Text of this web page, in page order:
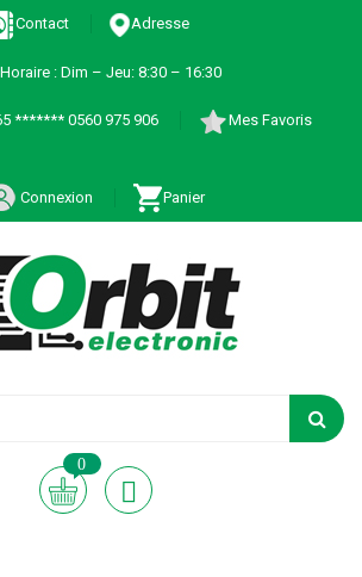
Contact Adresse
Horaire : Dim – Jeu: 8:30 – 16:30
******* 0560 975 906 Mes Favoris
Connexion Panier
0